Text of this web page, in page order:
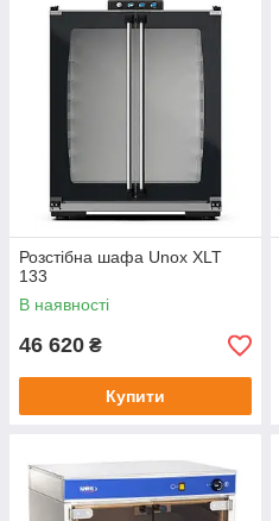
Розстібна шафа Unox XLT
133
В наявності
46 620 ₴
Купити